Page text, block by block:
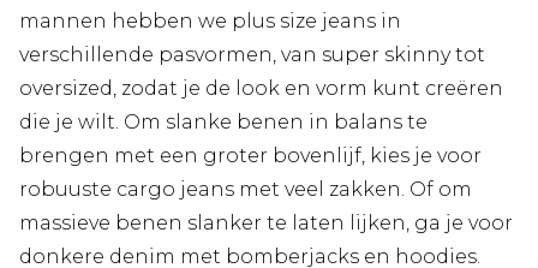
mannen hebben we plus size jeans in
verschillende pasvormen, van super skinny tot
oversized, zodat je de look en vorm kunt creëren
die je wilt. Om slanke benen in balans te
brengen met een groter bovenlijf, kies je voor
robuuste cargo jeans met veel zakken. Of om
massieve benen slanker te laten lijken, ga je voor
donkere denim met bomberjacks en hoodies.